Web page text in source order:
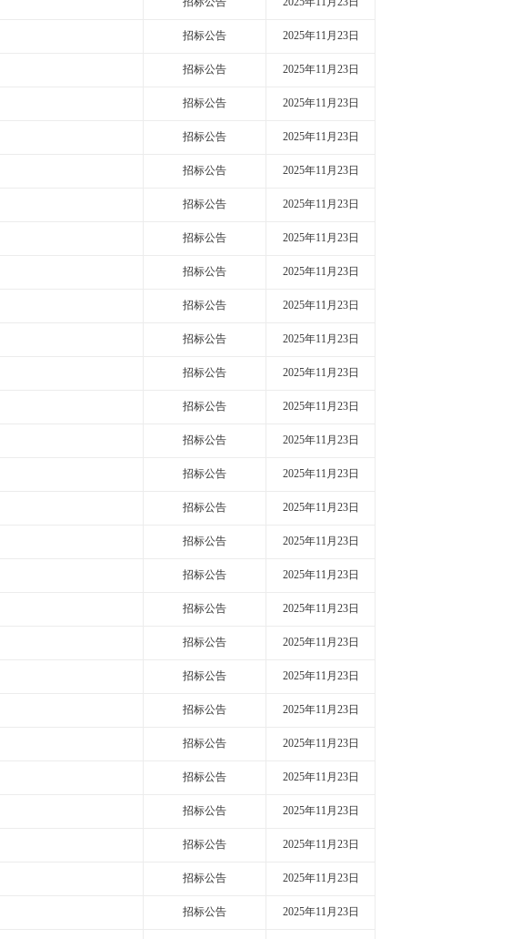
招标公告 2025年11月23日
招标公告 2025年11月23日
招标公告 2025年11月23日
招标公告 2025年11月23日
招标公告 2025年11月23日
招标公告 2025年11月23日
招标公告 2025年11月23日
招标公告 2025年11月23日
招标公告 2025年11月23日
招标公告 2025年11月23日
招标公告 2025年11月23日
招标公告 2025年11月23日
招标公告 2025年11月23日
招标公告 2025年11月23日
招标公告 2025年11月23日
招标公告 2025年11月23日
招标公告 2025年11月23日
招标公告 2025年11月23日
招标公告 2025年11月23日
招标公告 2025年11月23日
招标公告 2025年11月23日
招标公告 2025年11月23日
招标公告 2025年11月23日
招标公告 2025年11月23日
招标公告 2025年11月23日
招标公告 2025年11月23日
招标公告 2025年11月23日